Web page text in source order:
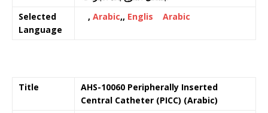
Selected
Language
, Arabic,, Englis Arabic
Title
AHS-10060 Peripherally Inserted
Central Catheter (PICC) (Arabic)